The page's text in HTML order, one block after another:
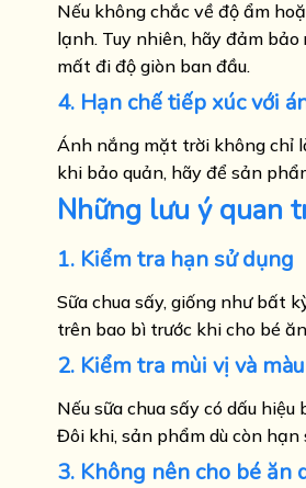
Nếu không chắc về độ ẩm
lạnh. Tuy nhiên, hãy đảm
mất đi độ giòn ban đầu.
4. Hạn chế tiếp xúc với
Ánh nắng mặt trời không chỉ
khi bảo quản, hãy để sản
Những lưu ý quan
1. Kiểm tra hạn sử dụng
Sữa chua sấy, giống như bất
trên bao bì trước khi cho bé
2. Kiểm tra mùi vị và
Nếu sữa chua sấy có dấu
Đôi khi, sản phẩm dù còn hạn
3. Không nên cho bé ăn